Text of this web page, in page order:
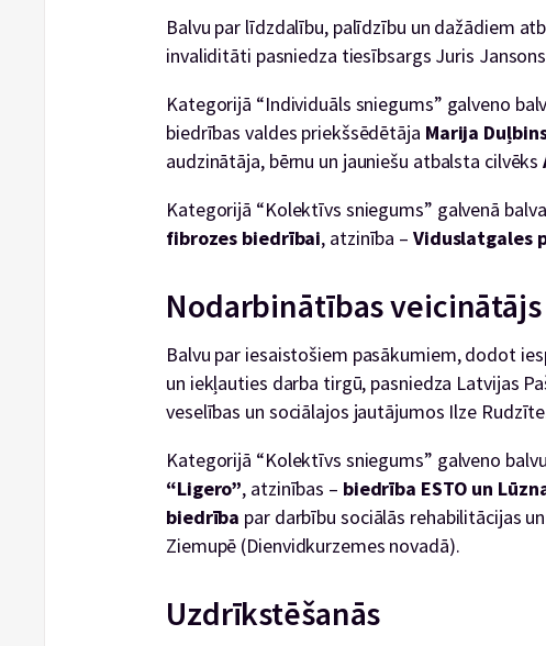
Balvu par līdzdalību, palīdzību un dažādiem
invaliditāti pasniedza tiesībsargs Juris
Kategorijā “Individuāls sniegums” galveno
biedrības valdes priekšsēdētāja Marija
audzinātāja, bērnu un jauniešu atbalsta cilvēks
Kategorijā “Kolektīvs sniegums” galvenā
fibrozes biedrībai, atzinība – Viduslatgales
Nodarbinātības veicinātājs
Balvu par iesaistošiem pasākumiem, dodot
un iekļauties darba tirgū, pasniedza Latvijas
veselības un sociālajos jautājumos Ilze
Kategorijā “Kolektīvs sniegums” galveno
“Ligero”, atzinības – biedrība ESTO un
biedrība par darbību sociālās rehabilitācijas
Ziemupē (Dienvidkurzemes novadā).
Uzdrīkstēšanās